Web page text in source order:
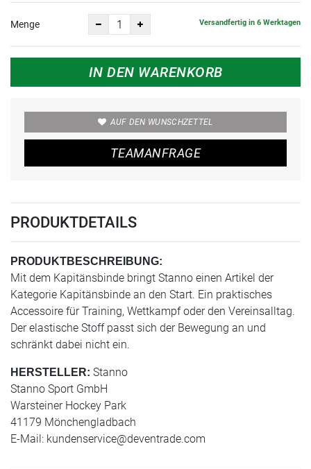
Menge Versandfertig in 6 Werktagen
IN DEN WARENKORB
AUF DEN WUNSCHZETTEL
TEAMANFRAGE
PRODUKTDETAILS
PRODUKTBESCHREIBUNG:
Mit dem Kapitänsbinde bringt Stanno einen Artikel der
Kategorie Kapitänsbinde an den Start. Ein praktisches
Accessoire für Training, Wettkampf oder den Vereinsalltag.
Der elastische Stoff passt sich der Bewegung an und
schränkt dabei nicht ein.
HERSTELLER: Stanno
Stanno Sport GmbH
Warsteiner Hockey Park
41179 Mönchengladbach
E-Mail: kundenservice@deventrade.com